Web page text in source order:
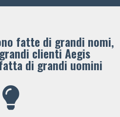
fatte di grandi nomi,
clienti ​Aegis
di grandi uomini